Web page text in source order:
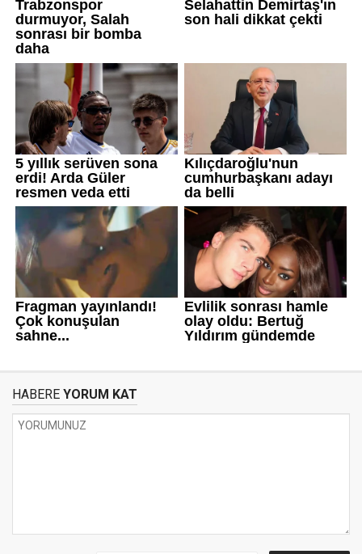
HABERE YORUM KAT